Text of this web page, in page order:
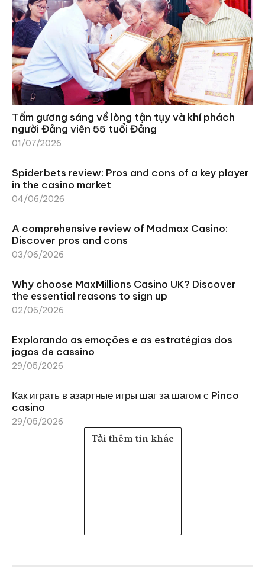
Tấm gương sáng về lòng tận tụy và khí phách
người Đảng viên 55 tuổi Đảng
01/07/2026
Spiderbets review: Pros and cons of a key player
in the casino market
04/06/2026
A comprehensive review of Madmax Casino:
Discover pros and cons
03/06/2026
Why choose MaxMillions Casino UK? Discover
the essential reasons to sign up
02/06/2026
Explorando as emoções e as estratégias dos
jogos de cassino
29/05/2026
Как играть в азартные игры шаг за шагом с Pinco
casino
29/05/2026
Tải thêm tin khác